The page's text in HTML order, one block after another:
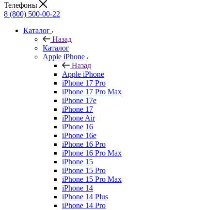
Телефоны
8 (800) 500-00-22
Каталог
Назад
Каталог
Apple iPhone
Назад
Apple iPhone
iPhone 17 Pro
iPhone 17 Pro Max
iPhone 17e
iPhone 17
iPhone Air
iPhone 16
iPhone 16e
iPhone 16 Pro
iPhone 16 Pro Max
iPhone 15
iPhone 15 Pro
iPhone 15 Pro Max
iPhone 14
iPhone 14 Plus
iPhone 14 Pro